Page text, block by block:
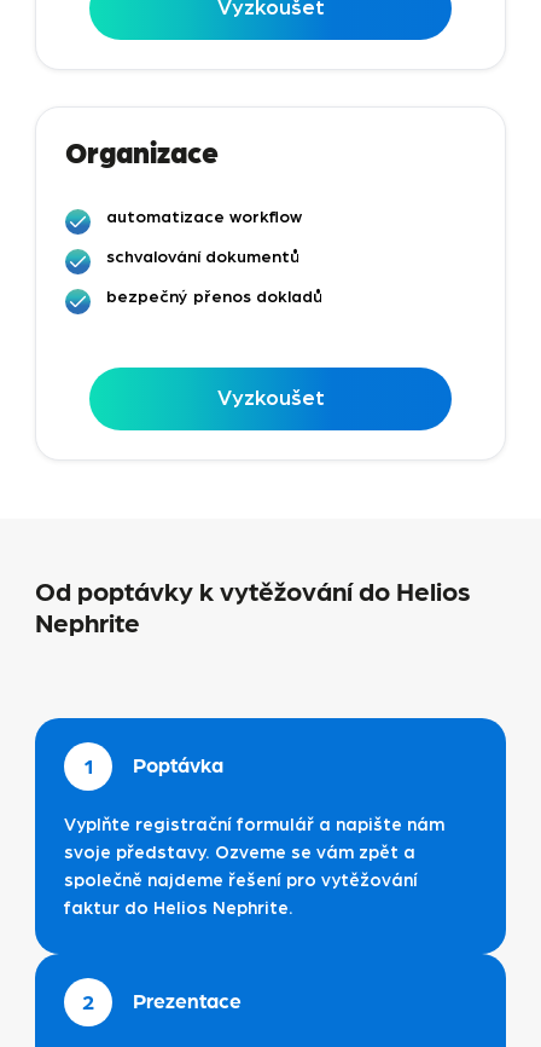
Vyzkoušet
Organizace
automatizace workflow
schvalování dokumentů
bezpečný přenos dokladů
Vyzkoušet
Od poptávky k vytěžování do Helios
Nephrite
1 Poptávka
Vyplňte registrační formulář a napište nám
svoje představy. Ozveme se vám zpět a
společně najdeme řešení pro vytěžování
faktur do Helios Nephrite.
2 Prezentace